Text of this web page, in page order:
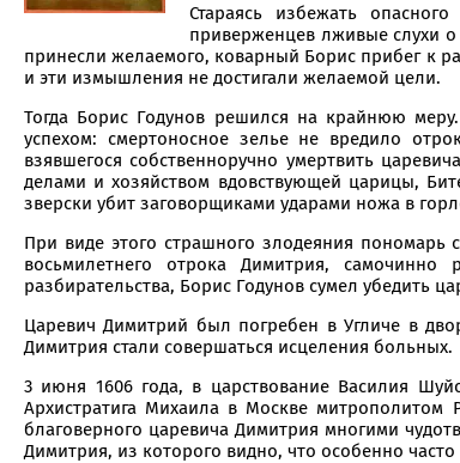
Стараясь избежать
приверженцев лживые слухи
принесли желаемого, коварный Борис прибег к
и эти измышления не достигали желаемой цели.
Тогда Борис Годунов решился на крайнюю
успехом: смертоносное зелье не вредило
взявшегося собственноручно умертвить
делами и хозяйством вдовствующей царицы,
зверски убит заговорщиками ударами ножа в
При виде этого страшного злодеяния
восьмилетнего отрока Димитрия,
разбирательства, Борис Годунов сумел убедить
Царевич Димитрий был погребен в Угличе в
Димитрия стали совершаться исцеления больных.
3 июня 1606 года, в царствование Василия
Архистратига Михаила в Москве
благоверного царевича Димитрия многими
Димитрия, из которого видно, что особенно